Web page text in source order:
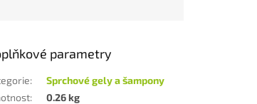
parametry
:
Sprchové gely a šampony
: 0.26 kg